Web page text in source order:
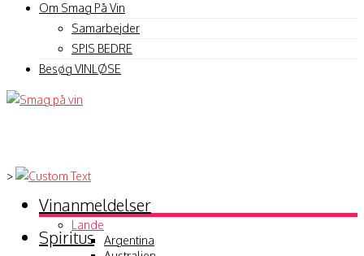
Om Smag På Vin
Samarbejder
SPIS BEDRE
Besøg VINLØSE
>
Vinanmeldelser
Lande
Argentina
Spiritus